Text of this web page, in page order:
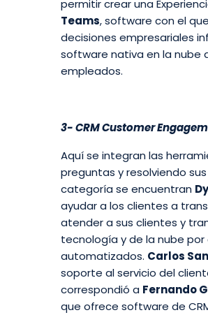
permitir crear una
Teams, software con el
decisiones empresariales
software nativa en la nube
empleados.
3- CRM Customer
Aquí se integran las
preguntas y resolviendo
categoría se encuentran
ayudar a los clientes a
atender a sus clientes y
tecnología y de la nube
automatizados. Carlos
soporte al servicio del
correspondió a Fernando
que ofrece software de